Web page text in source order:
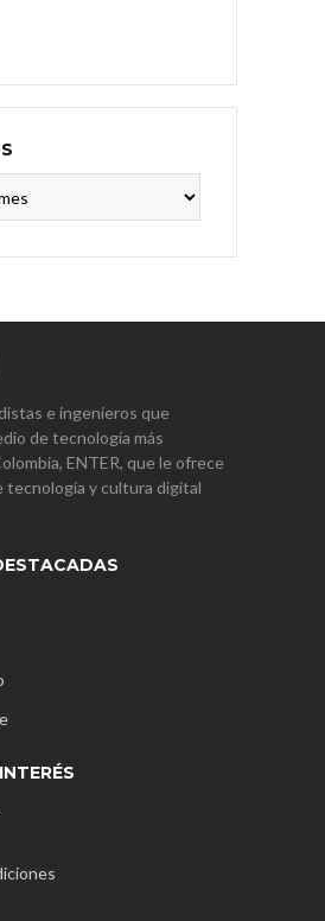
e ingenieros que
de tecnología más
ENTER, que le ofrece
tecnología y cultura digital